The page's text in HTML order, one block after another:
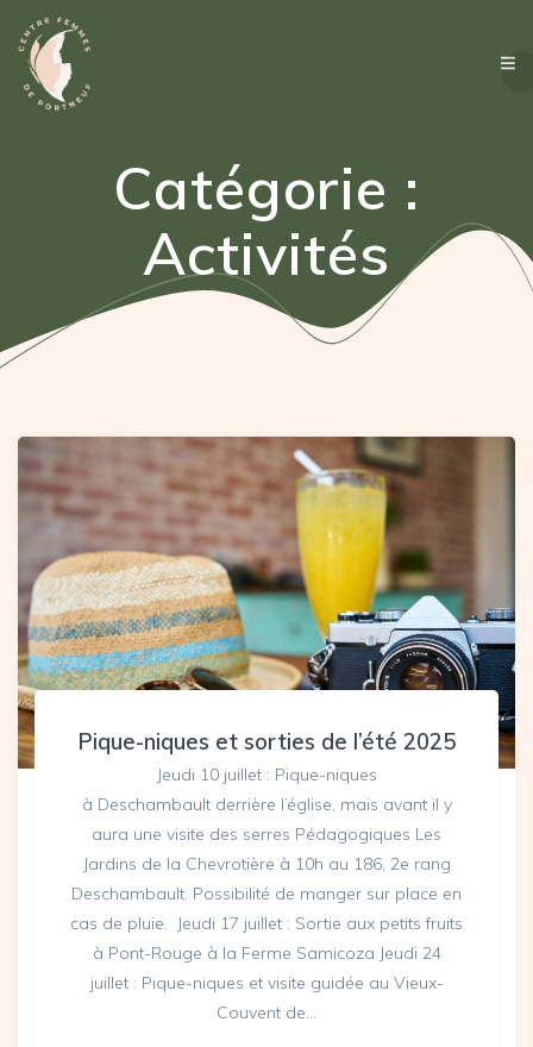
Catégorie :
Activités
Pique-niques et sorties de l’été 2025
Jeudi 10 juillet : Pique-niques
à Deschambault derrière l’église, mais avant il y
aura une visite des serres Pédagogiques Les
Jardins de la Chevrotière à 10h au 186, 2e rang
Deschambault. Possibilité de manger sur place en
cas de pluie. Jeudi 17 juillet : Sortie aux petits fruits
à Pont-Rouge à la Ferme Samicoza Jeudi 24
juillet : Pique-niques et visite guidée au Vieux-
Couvent de…